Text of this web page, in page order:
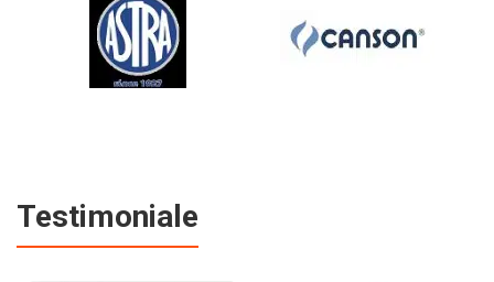
Testimoniale